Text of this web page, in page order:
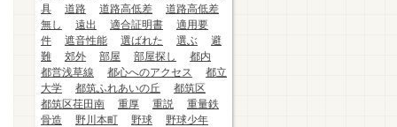
具
道路 道路高低差
道路高低差
無し
遠出 適合証明書
適用要
件
遮音性能 選ばれた 選ぶ
避
難
郊外 部屋 部屋探し
都内
都営浅草線
都心へのアクセス
都立
大学
都筑ふれあいの丘
都筑区
都筑区荏田南
重厚 重説
重量鉄
骨造
野川本町 野球
野球少年